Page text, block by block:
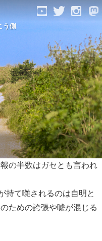
う側
の半数はガセとも言われ
持て囃されるのは自明と
ための誇張や嘘が混じる